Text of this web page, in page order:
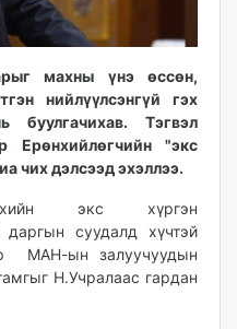
махны үнэ өссөн,
нийлүүлсэнгүй гэх
буулгачихав. Тэгвэл
Ерөнхийлөгчийн "экс
чих дэлсээд эхэллээ.
экс хүргэн
суудалд хүчтэй
МАН-ын залуучуудын
Н.Учралаас гардан